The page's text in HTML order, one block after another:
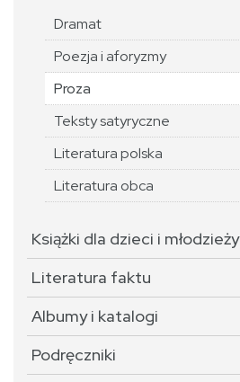
Dramat
Poezja i aforyzmy
Proza
Teksty satyryczne
Literatura polska
Literatura obca
Książki dla dzieci i młodzieży
Literatura faktu
Albumy i katalogi
Podręczniki